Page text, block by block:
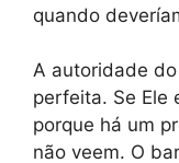
quando
A autoridade
perfeita. Se Ele
porque há um
não veem. O